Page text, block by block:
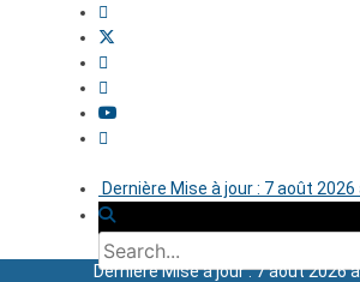
Dernière Mise à jour : 7 août 2026
Dernière Mise à jour : 7 août 2026